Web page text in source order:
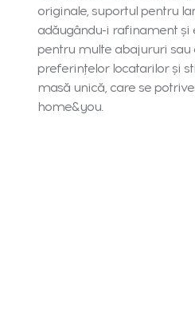
originale, suportul pentru
adăugându-i rafinament și
pentru multe abajururi sau
preferințelor locatarilor și
masă unică, care se
home&you.